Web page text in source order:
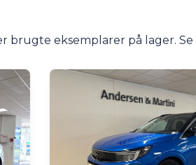
eksemplarer på lager.